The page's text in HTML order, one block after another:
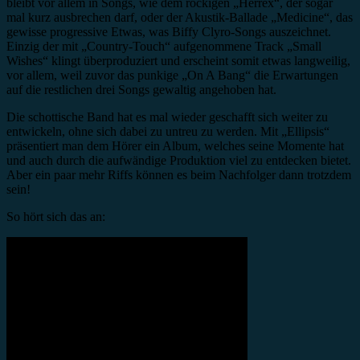
bleibt vor allem in Songs, wie dem rockigen „Herrex“, der sogar
mal kurz ausbrechen darf, oder der Akustik-Ballade „Medicine“, das
gewisse progressive Etwas, was Biffy Clyro-Songs auszeichnet.
Einzig der mit „Country-Touch“ aufgenommene Track „Small
Wishes“ klingt überproduziert und erscheint somit etwas langweilig,
vor allem, weil zuvor das punkige „On A Bang“ die Erwartungen
auf die restlichen drei Songs gewaltig angehoben hat.
Die schottische Band hat es mal wieder geschafft sich weiter zu
entwickeln, ohne sich dabei zu untreu zu werden. Mit „Ellipsis“
präsentiert man dem Hörer ein Album, welches seine Momente hat
und auch durch die aufwändige Produktion viel zu entdecken bietet.
Aber ein paar mehr Riffs können es beim Nachfolger dann trotzdem
sein!
So hört sich das an: